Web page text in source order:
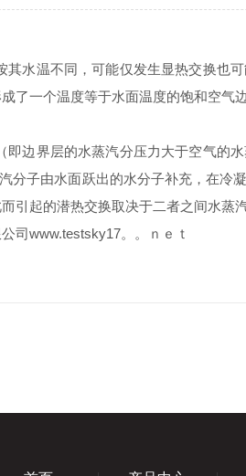
水温不同，可能仅发生显热交换也
了一个温度等于水面温度的饱和空
边界层的水蒸汽分压力大于空气的
分子由水面跃出的水分子补充，在
起的潜热交换取决于二者之间水蒸
司www.testsky17。。ｎｅｔ